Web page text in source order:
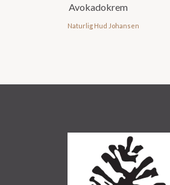
Avokadokrem
Naturlig Hud Johansen